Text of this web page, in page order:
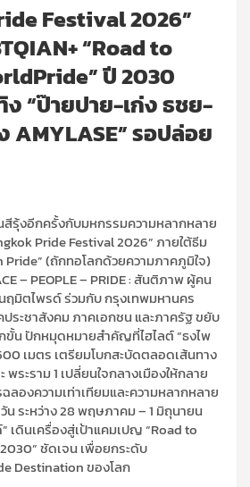
Festival 2026”
“Road to
ปี 2030
“ป๊ายปาย-เก่ง ธชย-
รอปล่อย
สีรุ้งอีกครั้งกับมหกรรมความหลากหลาย
Pride Festival 2026” ภายใต้ธีม
Pride” (ถักทอโลกด้วยความภาคภูมิใจ)
– PEOPLE – PRIDE : สันติภาพ ผู้คน
ฤมิตไพรด์ ร่วมกับ กรุงเทพมหานคร
ะชาสังคม ภาคเอกชน และภาครัฐ ขยับ
น ปักหมุดหมายสำคัญที่ไฮไลต์ “ธงไพ
เมตร เตรียมโบกสะบัดตลอดเส้นทาง
ระราม 1 เปลี่ยนใจกลางเมืองให้กลาย
ลองความเท่าเทียมและความหลากหลาย
น ระหว่าง 28 พฤษภาคม – 1 มิถุนายน
เดินเครื่องสู่เป้าแคมเปญ “Road to
ชัดเจน เพื่อยกระดับ
Destination ของโลก